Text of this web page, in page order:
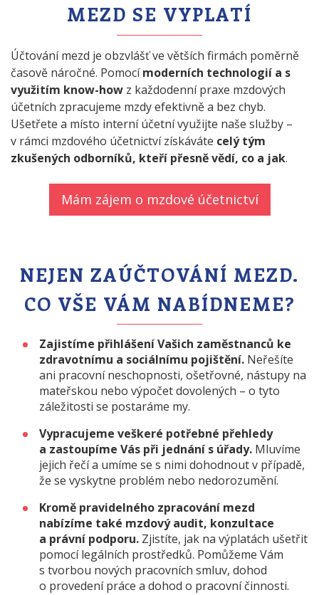
MEZD SE VYPLATÍ
Účtování mezd je obzvlášť ve větších firmách poměrně
časově náročné. Pomocímoderních technologií a s
využitím know-how z každodenní praxe mzdových
účetních zpracujeme mzdy efektivně a bez chyb.
Ušetřete a místo interní účetní využijte naše služby –
v rámci mzdového účetnictví získáváte celý tým
zkušených odborníků, kteří přesně vědí, co a jak.
Mám zájem o mzdové účetnictví
NEJEN ZAÚČTOVÁNÍ MEZD.
CO VŠE VÁM NABÍDNEME?
Zajistíme přihlášení Vašich zaměstnanců ke
zdravotnímu a sociálnímu pojištění. Neřešíte
ani pracovní neschopnosti, ošetřovné, nástupy na
mateřskou nebo výpočet dovolených – o tyto
záležitosti se postaráme my.
Vypracujeme veškeré potřebné přehledy
a zastoupíme Vás při jednání s úřady. Mluvíme
jejich řečí a umíme se s nimi dohodnout v případě,
že se vyskytne problém nebo nedorozumění.
Kromě pravidelného zpracování mezd
nabízíme také mzdový audit, konzultace
a právní podporu. Zjistíte, jak na výplatách ušetřit
pomocí legálních prostředků. Pomůžeme Vám
s tvorbou nových pracovních smluv, dohod
o provedení práce a dohod o pracovní činnosti.